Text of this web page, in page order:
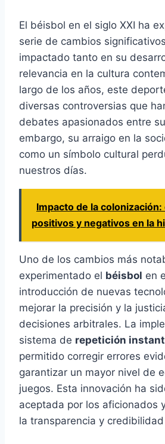
El béisbol en el siglo XXI ha
serie de cambios
impactado tanto en su
relevancia en la cultura
largo de los años, este
diversas controversias que
debates apasionados entre
embargo, su arraigo en la
como un símbolo cultural
nuestros días.
Impacto de la
positivos y negativos en la
Uno de los cambios más
experimentado el béisbol en
introducción de nuevas
mejorar la precisión y la
decisiones arbitrales. La
sistema de repetición
permitido corregir errores
garantizar un mayor nivel de
juegos. Esta innovación ha
aceptada por los aficionados
la transparencia y